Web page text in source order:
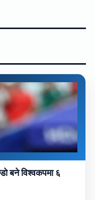
बने विश्वकपमा ६